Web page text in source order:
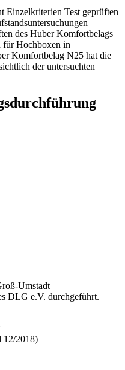
Test geprüften
des Huber Komfortbelags
für Hochboxen in
Komfortbelag N25 hat die
der untersuchten
Umstadt
DLG e.V. durchgeführt.
12/2018)